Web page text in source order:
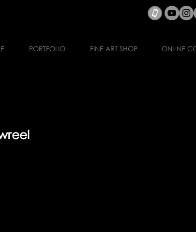
PORTFOLIO FINE ART SHOP ONLINE